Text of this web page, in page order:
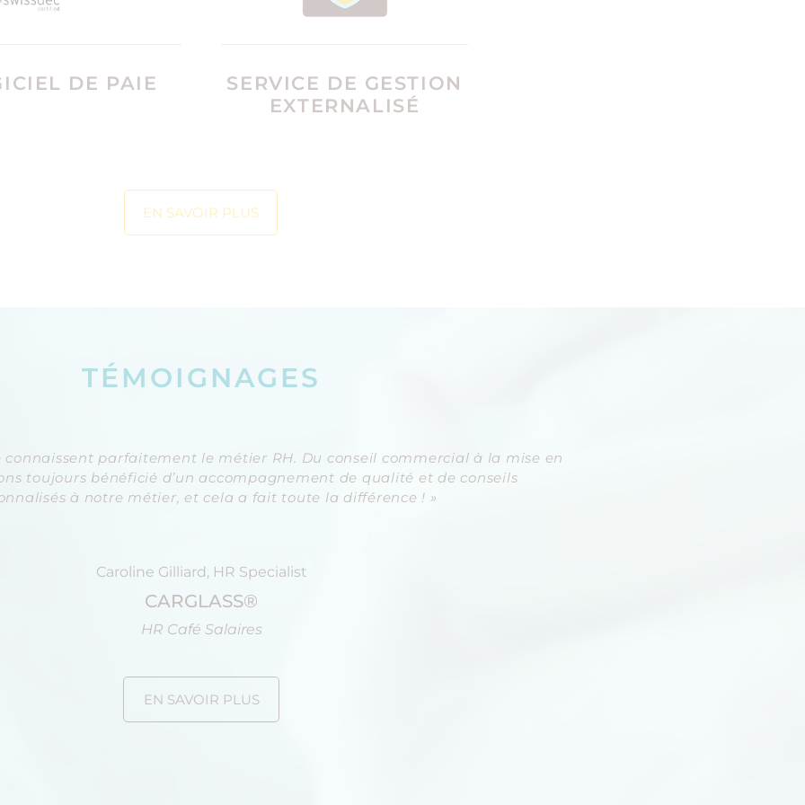
DE PAIE
SERVICE DE GESTION
EXTERNALISÉ
EN SAVOIR PLUS
TÉMOIGNAGES
connaissent parfaitement le métier RH. Du conseil commercial à la mise en
toujours bénéficié d’un accompagnement de qualité et de conseils
à notre métier, et cela a fait toute la différence ! »
Caroline Gilliard, HR Specialist
CARGLASS®
HR Café Salaires
EN SAVOIR PLUS